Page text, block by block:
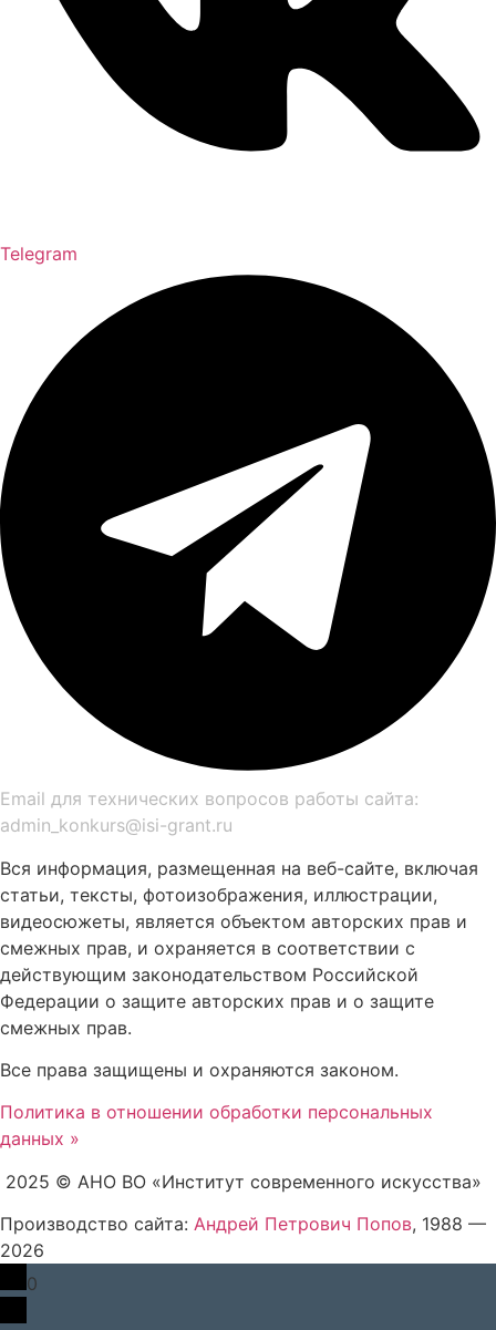
Telegram
Email для технических вопросов работы сайта:
admin_konkurs@isi-grant.ru
Вся информация, размещенная на веб-сайте, включая
статьи, тексты, фотоизображения, иллюстрации,
видеосюжеты, является объектом авторских прав и
смежных прав, и охраняется в соответствии с
действующим законодательством Российской
Федерации о защите авторских прав и о защите
смежных прав.
Все права защищены и охраняются законом.
Политика в отношении обработки персональных
данных »
2025 © АНО ВО «Институт современного искусства»
Производство сайта: Андрей Петрович Попов, 1988 —
2026
0